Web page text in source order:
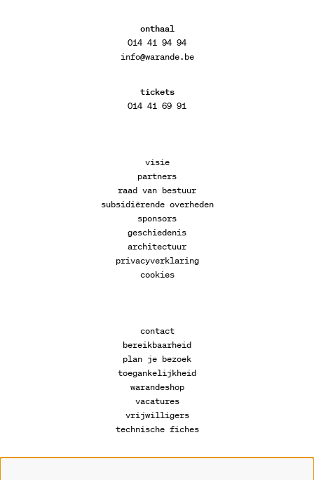
onthaal
014 41 94 94
info@warande.be
tickets
014 41 69 91
visie
partners
raad van bestuur
subsidiërende overheden
sponsors
geschiedenis
architectuur
privacyverklaring
cookies
contact
bereikbaarheid
plan je bezoek
toegankelijkheid
warandeshop
vacatures
vrijwilligers
technische fiches